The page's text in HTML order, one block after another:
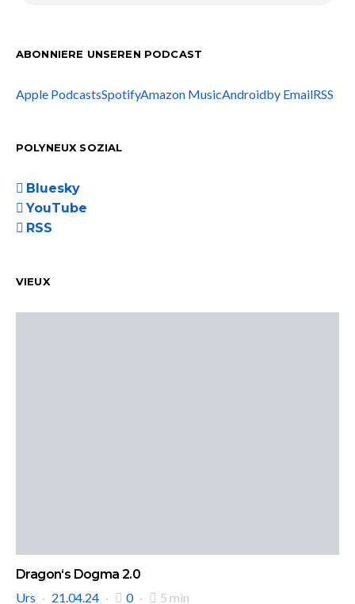
ABONNIERE UNSEREN PODCAST
Apple PodcastsSpotifyAmazon MusicAndroidby EmailRSS
POLYNEUX SOZIAL
Bluesky
YouTube
RSS
VIEUX
Dragon‘s Dogma 2.0
Urs
21.04.24 0 5 min